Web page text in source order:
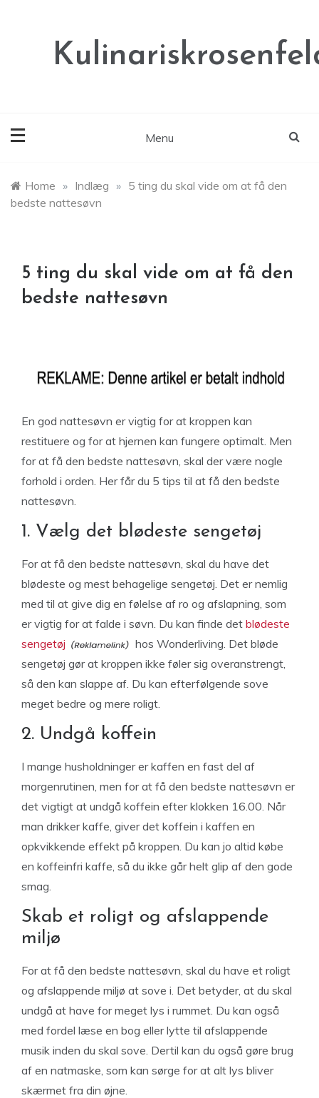
Menu
Home » Indlæg » 5 ting du skal vide om at få den
bedste nattesøvn
5 ting du skal vide om at få den
bedste nattesøvn
En god nattesøvn er vigtig for at kroppen kan
restituere og for at hjernen kan fungere optimalt. Men
for at få den bedste nattesøvn, skal der være nogle
forhold i orden. Her får du 5 tips til at få den bedste
nattesøvn.
1. Vælg det blødeste sengetøj
For at få den bedste nattesøvn, skal du have det
blødeste og mest behagelige sengetøj. Det er nemlig
med til at give dig en følelse af ro og afslapning, som
er vigtig for at falde i søvn. Du kan finde det blødeste
sengetøj
hos Wonderliving. Det bløde
sengetøj gør at kroppen ikke føler sig overanstrengt,
så den kan slappe af. Du kan efterfølgende sove
meget bedre og mere roligt.
2. Undgå koffein
I mange husholdninger er kaffen en fast del af
morgenrutinen, men for at få den bedste nattesøvn er
det vigtigt at undgå koffein efter klokken 16.00. Når
man drikker kaffe, giver det koffein i kaffen en
opkvikkende effekt på kroppen. Du kan jo altid købe
en koffeinfri kaffe, så du ikke går helt glip af den gode
smag.
Skab et roligt og afslappende
miljø
For at få den bedste nattesøvn, skal du have et roligt
og afslappende miljø at sove i. Det betyder, at du skal
undgå at have for meget lys i rummet. Du kan også
med fordel læse en bog eller lytte til afslappende
musik inden du skal sove. Dertil kan du også gøre brug
af en natmaske, som kan sørge for at alt lys bliver
skærmet fra din øjne.